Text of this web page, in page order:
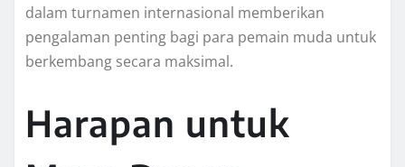
dalam turnamen internasional memberikan
pengalaman penting bagi para pemain muda untuk
berkembang secara maksimal.
Harapan untuk